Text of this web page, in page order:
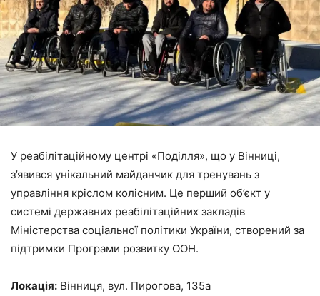
У реабілітаційному центрі «Поділля», що у Вінниці,
з’явився унікальний майданчик для тренувань з
управління кріслом колісним. Це перший об’єкт у
системі державних реабілітаційних закладів
Міністерства соціальної політики України, створений за
підтримки Програми розвитку ООН.
Локація: Вінниця, вул. Пирогова, 135а